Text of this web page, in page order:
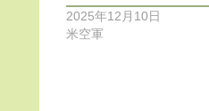
2025年12月10日
米空軍